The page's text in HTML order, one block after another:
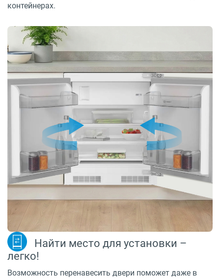
контейнерах.
Найти место для установки –
легко!
Возможность перенавесить двери поможет даже в